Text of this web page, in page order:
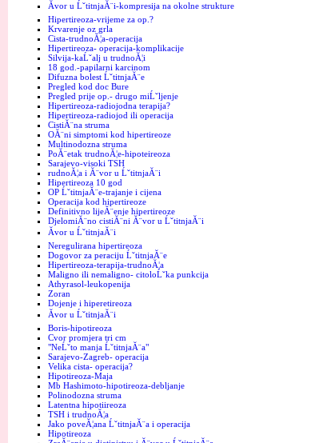
Ăvor u ĹˇtitnjaĂ¨i-kompresija na okolne strukture
Hipertireoza-vrijeme za op.?
Krvarenje oz grla
Cista-trudnoĂ¦a-operacija
Hipertireoza- operacija-komplikacije
Silvija-kaĹˇalj u trudnoĂ¦i
18 god.-papilarni karcinom
Difuzna bolest ĹˇtitnjaĂ¨e
Pregled kod doc Bure
Pregled prije op.- drugo miĹˇljenje
Hipertireoza-radiojodna terapija?
Hipertireoza-radiojod ili operacija
CistiĂ¨na struma
OĂ¨ni simptomi kod hipertireoze
Multinodozna struma
PoĂ¨etak trudnoĂ¦e-hipoteireoza
Sarajevo-visoki TSH
rudnoĂ¦a i Ă¨vor u ĹˇtitnjaĂ¨i
Hipertireoza 10 god
OP ĹˇtitnjaĂ¨e-trajanje i cijena
Operacija kod hipertireoze
Definitivno lijeĂ¨enje hipertireoze
DjelomiĂ¨no cistiĂ¨ni Ă¨vor u ĹˇtitnjaĂ¨i
Ăvor u ĹˇtitnjaĂ¨i
Neregulirana hipertireoza
Dogovor za peraciju ĹˇtitnjaĂ¨e
Hipertireoza-terapija-trudnoĂ¦a
Maligno ili nemaligno- citoloĹˇka punkcija
Athyrasol-leukopenija
Zoran
Dojenje i hiperetireoza
Ăvor u ĹˇtitnjaĂ¨i
Boris-hipotireoza
Cvor promjera tri cm
"NeĹˇto manja ĹˇtitnjaĂ¨a"
Sarajevo-Zagreb- operacija
Velika cista- operacija?
Hipotireoza-Maja
Mb Hashimoto-hipotireoza-debljanje
Polinodozna struma
Latentna hipotiireoza
TSH i trudnoĂ¦a
Jako poveĂ¦ana ĹˇtitnjaĂ¨a i operacija
Hipotireoza